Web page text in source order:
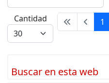
Cantidad 1
Buscar en esta web